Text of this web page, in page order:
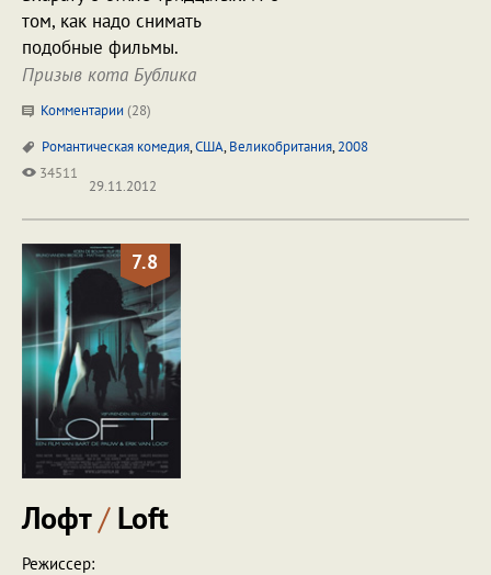
том, как надо снимать
подобные фильмы.
Призыв кота Бублика
Комментарии (28)
Романтическая комедия,США,Великобритания,2008
34511
29.11.2012
7.8
Лофт/Loft
Режиссер: